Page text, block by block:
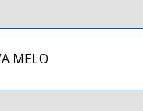
MELO